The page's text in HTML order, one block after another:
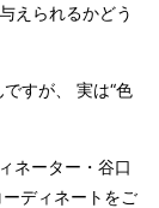
えられるかどう
すが、 実は“色
ネーター・谷口
ディネートをご